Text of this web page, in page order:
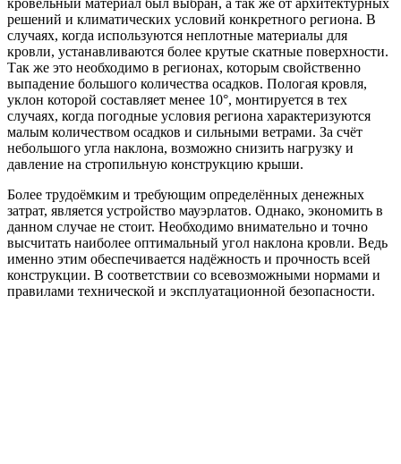
решений и климатических условий конкретного региона. В
случаях, когда используются неплотные материалы для
кровли, устанавливаются более крутые скатные поверхности.
Так же это необходимо в регионах, которым свойственно
выпадение большого количества осадков. Пологая кровля,
уклон которой составляет менее 10°, монтируется в тех
случаях, когда погодные условия региона характеризуются
малым количеством осадков и сильными ветрами. За счёт
небольшого угла наклона, возможно снизить нагрузку и
давление на стропильную конструкцию крыши.
Более трудоёмким и требующим определённых денежных
затрат, является устройство мауэрлатов. Однако, экономить в
данном случае не стоит. Необходимо внимательно и точно
высчитать наиболее оптимальный угол наклона кровли. Ведь
именно этим обеспечивается надёжность и прочность всей
конструкции. В соответствии со всевозможными нормами и
правилами технической и эксплуатационной безопасности.